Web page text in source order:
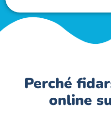
Perché
online